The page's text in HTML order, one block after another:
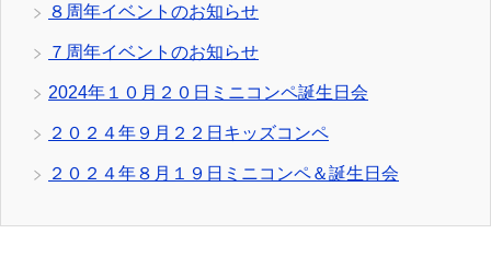
８周年イベントのお知らせ
７周年イベントのお知らせ
2024年１０月２０日ミニコンペ誕生日会
２０２４年９月２２日キッズコンペ
２０２４年８月１９日ミニコンペ＆誕生日会